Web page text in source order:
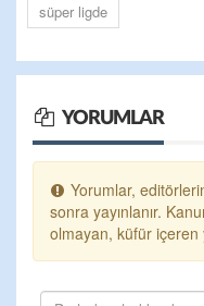
süper ligde
YORUMLAR
Yorumlar,
sonra yayınlanır.
olmayan, küfür içeren